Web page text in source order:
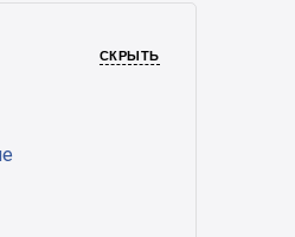
СКРЫТЬ